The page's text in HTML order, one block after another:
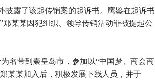
披露了该起传销案的起诉书。鹰鉴在起诉书
郑某某因犯组织、领导传销活动罪被提起公
名带到秦皇岛市，参加以“中国梦、商会商
某某加入后，积极发展下线人员，并于